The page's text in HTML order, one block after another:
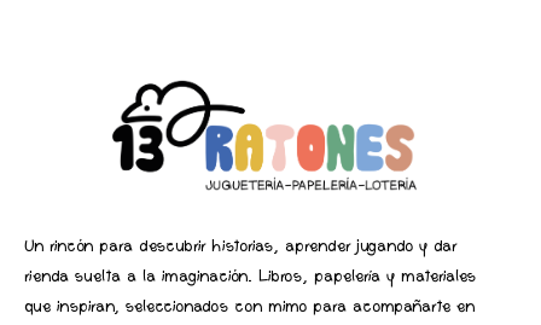
Un rincón para descubrir historias, aprender jugando y dar
rienda suelta a la imaginación. Libros, papelería y materiales
que inspiran, seleccionados con mimo para acompañarte en